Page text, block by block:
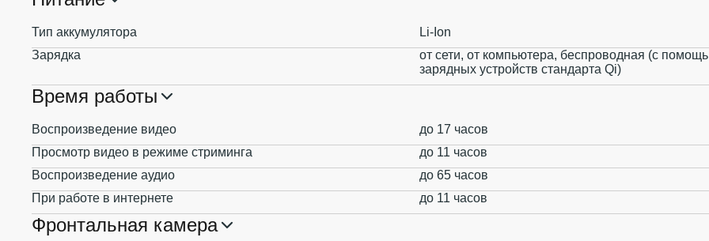
Тип аккумулятора
Li-Ion
Зарядка
от сети, от компьютера, беспроводная (с
зарядных устройств стандарта Qi)
Время работы
Воспроизведение видео
до 17 часов
Просмотр видео в режиме стриминга
до 11 часов
Воспроизведение аудио
до 65 часов
При работе в интернете
до 11 часов
Фронтальная камера